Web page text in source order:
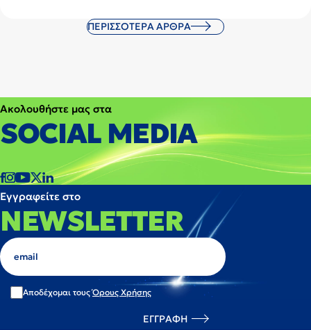
ΠΕΡΙΣΣΌΤΕΡΑ ΆΡΘΡΑ
Ακολουθήστε μας στα
SOCIAL MEDIA
Εγγραφείτε στο
NEWSLETTER
Αποδέχομαι τουςΌρους Χρήσης